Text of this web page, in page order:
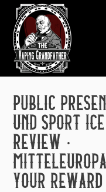
PUBLIC
UND SPORT
REVIEW ·
YOUR REWARD